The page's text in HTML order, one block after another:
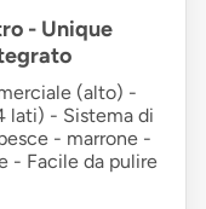
- Unique
(alto) -
lati) - Sistema di
- marrone -
- Facile da pulire